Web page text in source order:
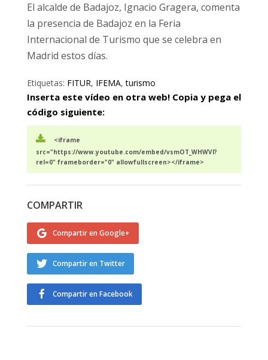
El alcalde de Badajoz, Ignacio Gragera, comenta
la presencia de Badajoz en la Feria
Internacional de Turismo que se celebra en
Madrid estos días.
Etiquetas: FITUR, IFEMA,turismo
Inserta este vídeo en otra web! Copia y pega el
código siguiente:
<iframe
src="https://www.youtube.com/embed/vsmOT_WHWVI?
rel=0" frameborder="0" allowfullscreen></iframe>
COMPARTIR
Compartir en Google+
Compartir en Twitter
Compartir en Facebook